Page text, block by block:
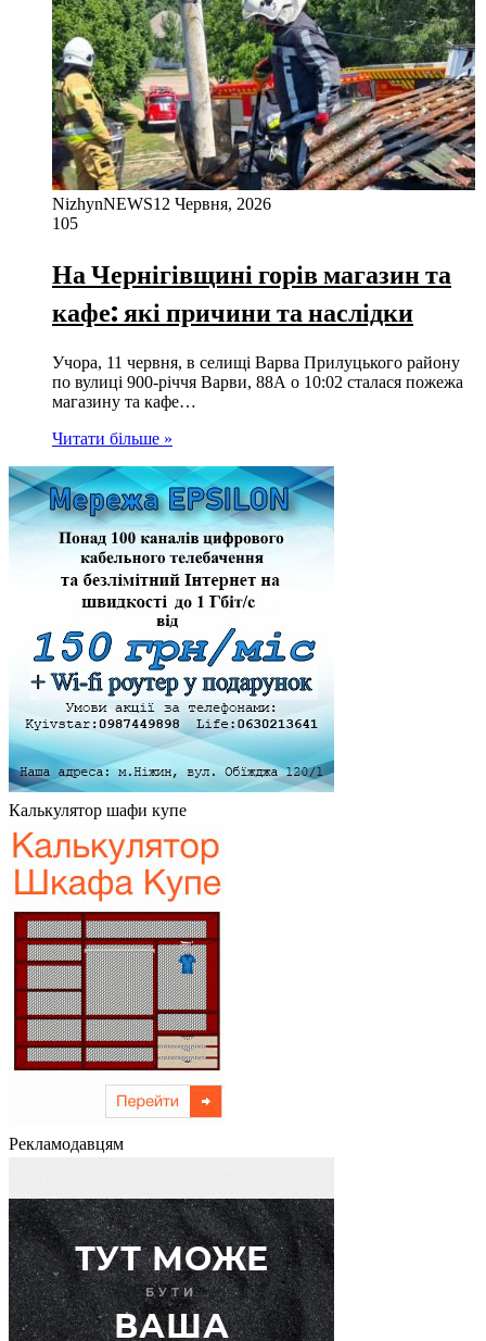
NizhynNEWS12 Червня, 2026
105
На Чернігівщині горів магазин та
кафе: які причини та наслідки
Учора, 11 червня, в селищі Варва Прилуцького району
по вулиці 900-річчя Варви, 88А о 10:02 сталася пожежа
магазину та кафе…
Читати більше »
Калькулятор шафи купе
Рекламодавцям